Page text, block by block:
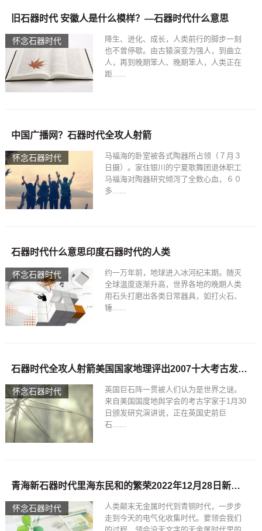
怀念石器时代
旧石器时代 安徽人是什么模样？—石器时代什么意思
降生、进化、成长，人类前行的脚步一刻
也不曾停歇。由古猿演变为强人，到曲立
人，再到晚期笨人、晚期笨人，人类正在
距......
怀念石器时代
中国广播网？石器时代全攻人射箭
马福海的卧室被各式陶器所占领（７月３
日摄）。家住银川的宁夏歌舞团退休职工
马福海对陶器研究倾泻了全数心血，６０
多......
怀念石器时代
石器时代什么意思印度石器时代的人类
约一万年前，地球进入冰河纪末期。随灭
全球温度逐渐升高，世界各地的晚期人类
用石头打磨出各类日常器具，如打火石、
锤......
怀念石器时代
石器时代全攻人射箭美国国家地理评出2007十大考古发现[组图]
英国巨石阵一贯被人们认为是世界之谜。
来自美国国度地舆学会的考古学家于1月30
日颁发研究演讲说，正在英国史前巨
石......
怀念石器时代
青海新石器时代里海东民和的繁荣2022年12月28日新石器时代漫画
人类颠末无金属时代到青铜时代，一步步
走到今天的电气化收集时代。要领会我们